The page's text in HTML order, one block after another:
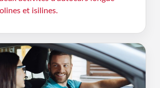
et isilines.